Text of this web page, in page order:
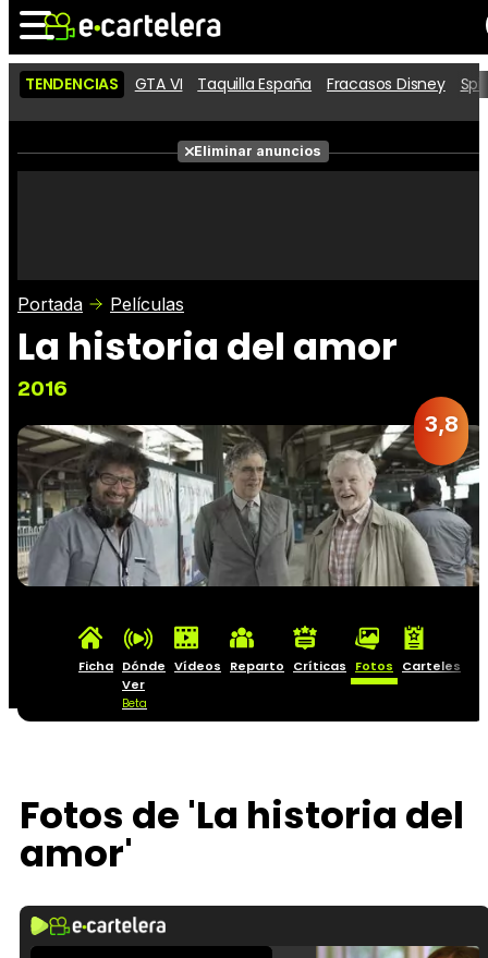
Noticias Cartelera
Películas
Críticas
TENDENCIAS GTA VI Taquilla España Fracasos Disney
Eliminar anuncios
Portada Películas
La historia del amor
2016
3,8
Ficha Dónde
Ver
Beta
Vídeos Reparto Críticas Fotos Carteles
Fotos de 'La historia del
amor'